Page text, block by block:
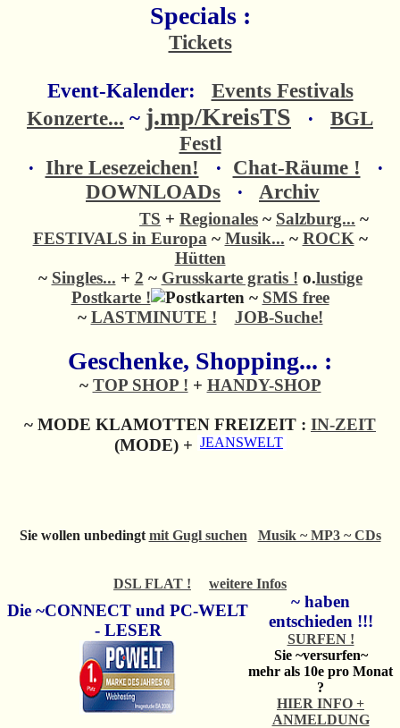
Specials :
Tickets
Event-Kalender: Events Festivals
Konzerte... ~ j.mp/KreisTS · BGL
Festl
· Ihre Lesezeichen! · Chat-Räume ! ·
DOWNLOADs · Archiv
TS + Regionales ~ Salzburg... ~
FESTIVALS in Europa ~ Musik... ~ ROCK ~
Hütten
~ Singles... + 2 ~ Grusskarte gratis ! o.lustige
Postkarte !
~ SMS free
~ LASTMINUTE ! JOB-Suche!
Geschenke, Shopping... :
~ TOP SHOP ! + HANDY-SHOP
~ MODE KLAMOTTEN FREIZEIT : IN-ZEIT
(MODE) +
Sie wollen unbedingt mit Gugl suchen Musik ~ MP3 ~ CDs
DSL FLAT ! weitere Infos
Die ~CONNECT und PC-WELT
- LESER
~ haben
entschieden !!!
SURFEN !
Sie ~versurfen~
mehr als 10e pro Monat
?
HIER INFO +
ANMELDUNG